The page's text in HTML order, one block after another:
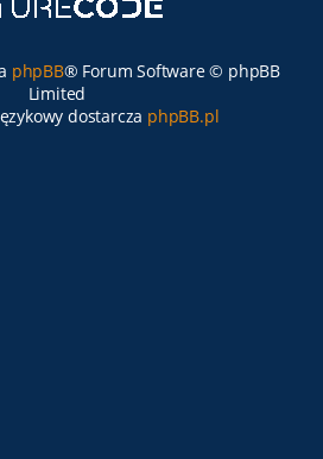
phpBB® Forum Software © phpBB
Limited
dostarcza phpBB.pl